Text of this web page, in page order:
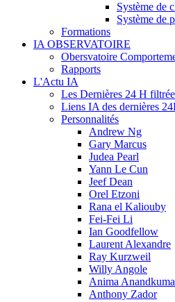
Système de
Système de
Formations
IA OBSERVATOIRE
Obersvatoire
Rapports
L'Actu IA
Les Dernières 24 H
Liens IA des dernières
Personnalités
Andrew Ng
Gary Marcus
Judea Pearl
Yann Le Cun
Jeef Dean
Orel Etzoni
Rana el Kaliouby
Fei-Fei Li
Ian Goodfellow
Laurent Alexandre
Ray Kurzweil
Willy Angole
Anima
Anthony Zador